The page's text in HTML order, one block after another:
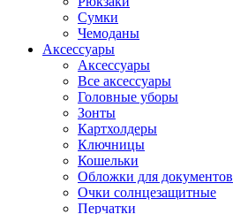
Сумки
Чемоданы
Аксессуары
Аксессуары
Все аксессуары
Головные уборы
Зонты
Картхолдеры
Ключницы
Кошельки
Обложки для документов
Очки солнцезащитные
Перчатки